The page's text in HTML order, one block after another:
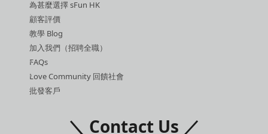
為甚麼選擇 sFun HK
顧客評價
教學 Blog
加入我們（招聘全職）
FAQs
Love Community 回饋社會
批發客戶
＼ Contact Us ／